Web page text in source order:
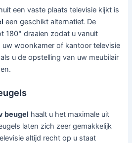
een vaste plaats televisie kijkt is
een geschikt alternatief. De
180° draaien zodat u vanuit
woonkamer of kantoor televisie
u de opstelling van uw meubilair
beugel haalt u het maximale uit
laten zich zeer gemakkelijk
altijd recht op u staat